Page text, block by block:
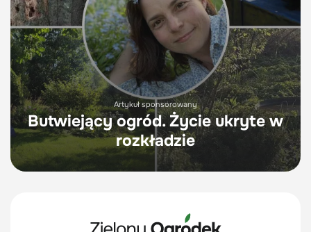
Artykuł sponsorowany
Butwiejący ogród. Życie ukryte w
rozkładzie